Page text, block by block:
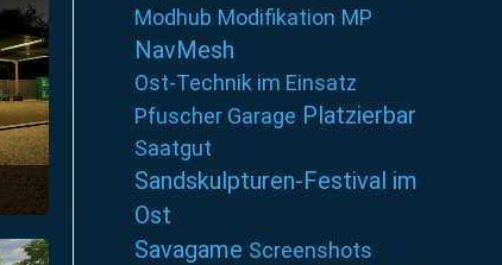
Modhub Modifikation MP
NavMesh
Ost-Technik im Einsatz
Pfuscher Garage Platzierbar
Saatgut
Sandskulpturen-Festival im
Ost
Savagame Screenshots